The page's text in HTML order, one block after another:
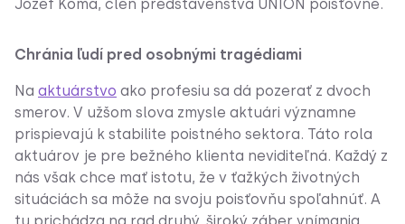
Jozef Koma, člen predstavenstva UNION poisťovne.
Chránia ľudí pred osobnými tragédiami
Na aktuárstvo ako profesiu sa dá pozerať z dvoch
smerov. V užšom slova zmysle aktuári významne
prispievajú k stabilite poistného sektora. Táto rola
aktuárov je pre bežného klienta neviditeľná. Každý z
nás však chce mať istotu, že v ťažkých životných
situáciách sa môže na svoju poisťovňu spoľahnúť. A